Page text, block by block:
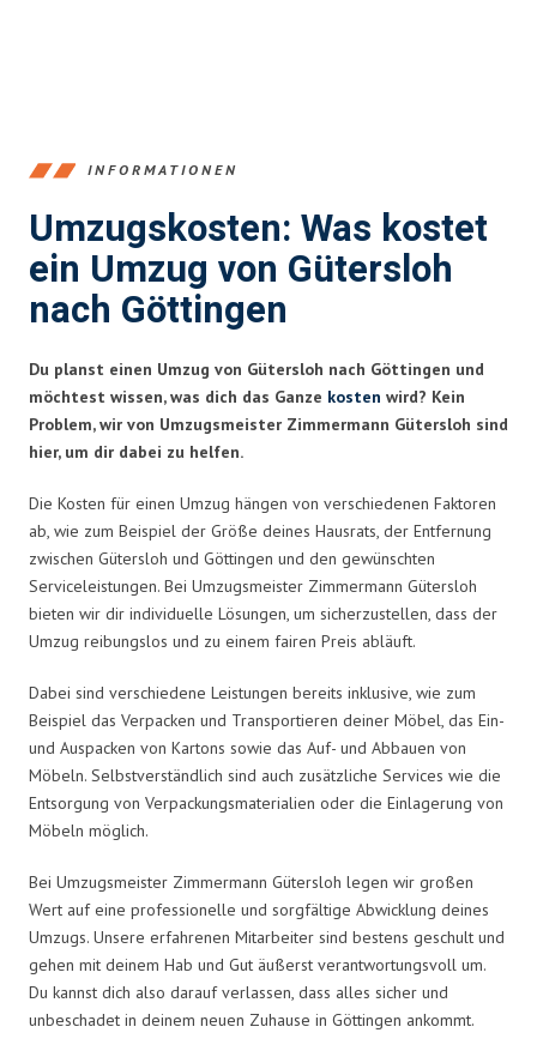
INFORMATIONEN
Umzugskosten: Was kostet
ein Umzug von Gütersloh
nach Göttingen
Du planst einen Umzug von Gütersloh nach Göttingen und
möchtest wissen, was dich das Ganze kosten wird? Kein
Problem, wir von Umzugsmeister Zimmermann Gütersloh sind
hier, um dir dabei zu helfen.
Die Kosten für einen Umzug hängen von verschiedenen Faktoren
ab, wie zum Beispiel der Größe deines Hausrats, der Entfernung
zwischen Gütersloh und Göttingen und den gewünschten
Serviceleistungen. Bei Umzugsmeister Zimmermann Gütersloh
bieten wir dir individuelle Lösungen, um sicherzustellen, dass der
Umzug reibungslos und zu einem fairen Preis abläuft.
Dabei sind verschiedene Leistungen bereits inklusive, wie zum
Beispiel das Verpacken und Transportieren deiner Möbel, das Ein-
und Auspacken von Kartons sowie das Auf- und Abbauen von
Möbeln. Selbstverständlich sind auch zusätzliche Services wie die
Entsorgung von Verpackungsmaterialien oder die Einlagerung von
Möbeln möglich.
Bei Umzugsmeister Zimmermann Gütersloh legen wir großen
Wert auf eine professionelle und sorgfältige Abwicklung deines
Umzugs. Unsere erfahrenen Mitarbeiter sind bestens geschult und
gehen mit deinem Hab und Gut äußerst verantwortungsvoll um.
Du kannst dich also darauf verlassen, dass alles sicher und
unbeschadet in deinem neuen Zuhause in Göttingen ankommt.